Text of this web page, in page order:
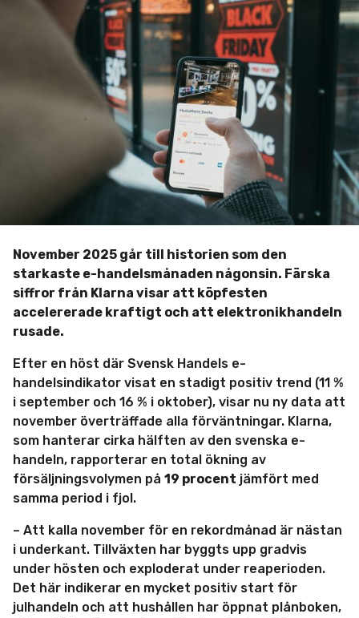
e
n
November 2025 går till historien som den
starkaste e-handelsmånaden någonsin. Färska
siffror från Klarna visar att köpfesten
accelererade kraftigt och att elektronikhandeln
rusade.
Efter en höst där Svensk Handels e-
handelsindikator visat en stadigt positiv trend (11 %
i september och 16 % i oktober), visar nu ny data att
november överträffade alla förväntningar. Klarna,
som hanterar cirka hälften av den svenska e-
handeln, rapporterar en total ökning av
försäljningsvolymen på 19 procent jämfört med
samma period i fjol.
– Att kalla november för en rekordmånad är nästan
i underkant. Tillväxten har byggts upp gradvis
under hösten och exploderat under reaperioden.
Det här indikerar en mycket positiv start för
julhandeln och att hushållen har öppnat plånboken,